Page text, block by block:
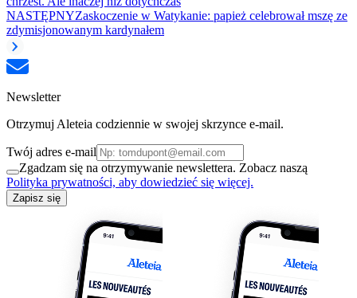
NASTĘPNYZaskoczenie w Watykanie: papież celebrował mszę ze
zdymisjonowanym kardynałem
Newsletter
Otrzymuj Aleteia codziennie w swojej skrzynce e-mail.
Twój adres e-mail
Zgadzam się na otrzymywanie newslettera. Zobacz naszą
Polityka prywatności, aby dowiedzieć się więcej.
Zapisz się